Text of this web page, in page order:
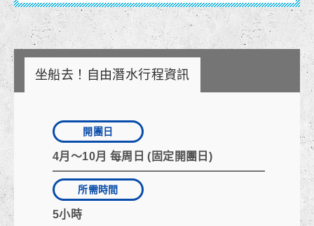
坐船去！自由潛水行程資訊
開團日
4月～10月 每周日 (固定開團日)
所需時間
5小時